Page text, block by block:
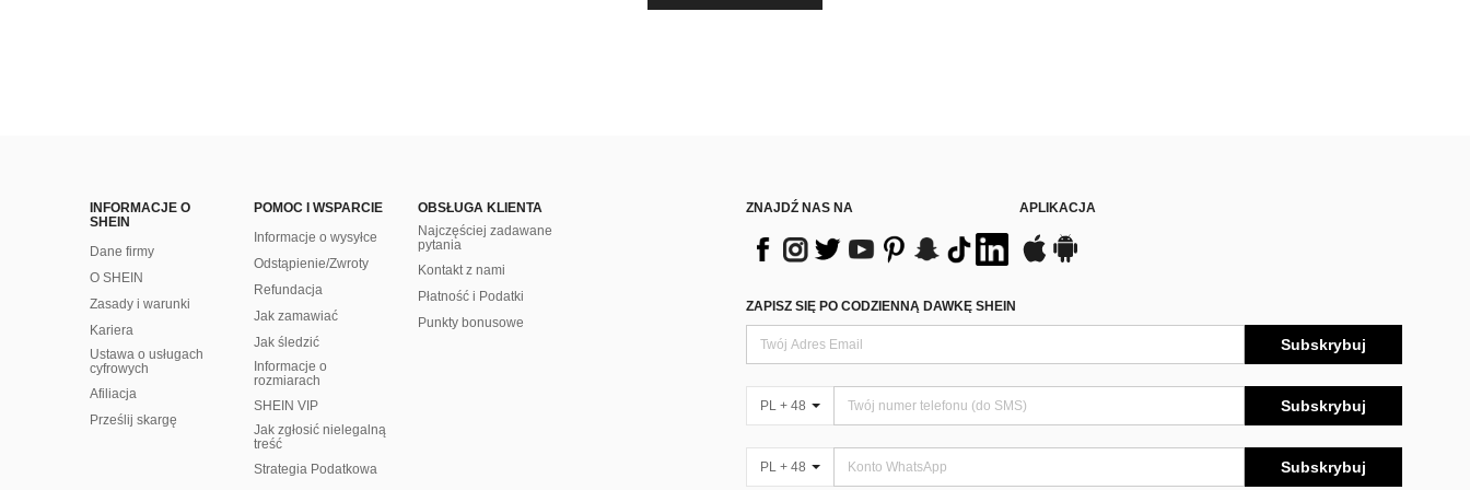
INFORMACJE O
SHEIN
Dane firmy
O SHEIN
Zasady i warunki
Kariera
Ustawa o usługach
cyfrowych
Afiliacja
Prześlij skargę
POMOC I WSPARCIE
Informacje o wysyłce
Odstąpienie/Zwroty
Refundacja
Jak zamawiać
Jak śledzić
Informacje o
rozmiarach
SHEIN VIP
Jak zgłosić nielegalną
treść
Strategia Podatkowa
OBSŁUGA KLIENTA
Najczęściej zadawane
pytania
Kontakt z nami
Płatność i Podatki
Punkty bonusowe
ZNAJDŹ NAS NA APLIKACJA
ZAPISZ SIĘ PO CODZIENNĄ DAWKĘ SHEIN
Subskrybuj
PL + 48 Subskrybuj
PL + 48 Subskrybuj